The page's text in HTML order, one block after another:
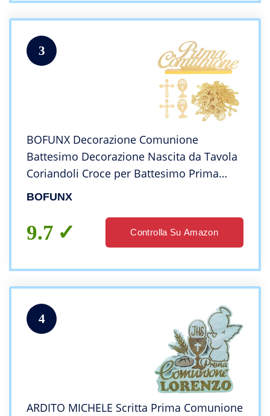
3
BOFUNX Decorazione Comunione
Battesimo Decorazione Nascita da Tavola
Coriandoli Croce per Battesimo Prima
Comunione Bambino Compleanno
BOFUNX
9.7 Controlla Su Amazon
4
ARDITO MICHELE Scritta Prima Comunione